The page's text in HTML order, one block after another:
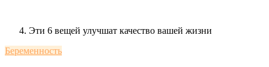
Эти 6 вещей улучшат качество вашей жизни
Беременность